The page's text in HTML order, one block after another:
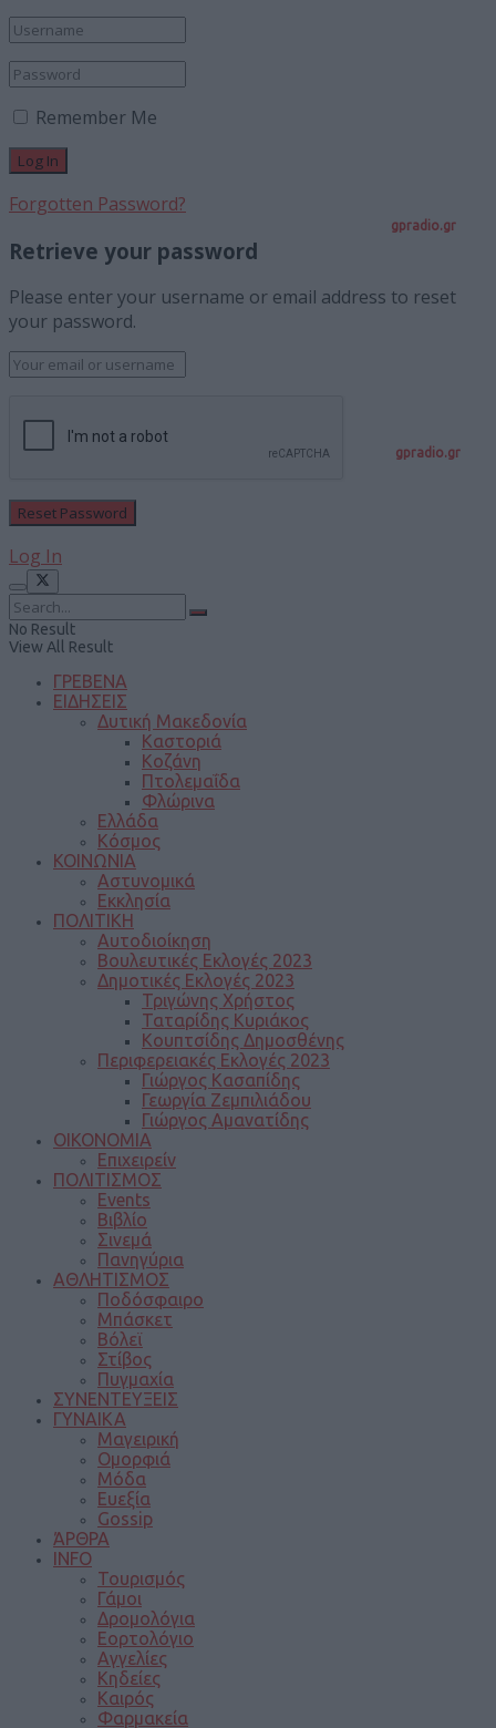
gpradio.gr
Remember Me
Forgotten Password?
Retrieve your password
Please enter your username or email address to reset
your password.
Log In
No Result
View All Result
ΓΡΕΒΕΝΑ
ΕΙΔΗΣΕΙΣ
Δυτική Μακεδονία
Καστοριά
Κοζάνη
Πτολεμαΐδα
Φλώρινα
Ελλάδα
Κόσμος
ΚΟΙΝΩΝΙΑ
Αστυνομικά
Εκκλησία
ΠΟΛΙΤΙΚΗ
Αυτοδιοίκηση
Βουλευτικές Εκλογές 2023
Δημοτικές Εκλογές 2023
Τριγώνης Χρήστος
Ταταρίδης Κυριάκος
Κουπτσίδης Δημοσθένης
Περιφερειακές Εκλογές 2023
Γιώργος Κασαπίδης
Γεωργία Ζεμπιλιάδου
Γιώργος Αμανατίδης
ΟΙΚΟΝΟΜΙΑ
Επιχειρείν
ΠΟΛΙΤΙΣΜΟΣ
Events
Βιβλίο
Σινεμά
Πανηγύρια
ΑΘΛΗΤΙΣΜΟΣ
Ποδόσφαιρο
Μπάσκετ
Βόλεϊ
Στίβος
Πυγμαχία
ΣΥΝΕΝΤΕΥΞΕΙΣ
ΓΥΝΑΙΚΑ
Μαγειρική
Ομορφιά
Μόδα
Ευεξία
Gossip
ΆΡΘΡΑ
INFO
Τουρισμός
Γάμοι
Δρομολόγια
Εορτολόγιο
Αγγελίες
Κηδείες
Καιρός
Φαρμακεία
gpradio.gr